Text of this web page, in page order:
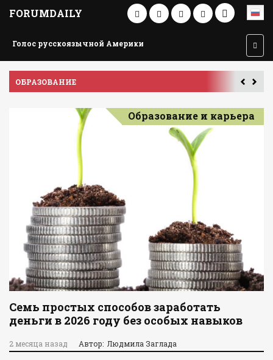
FORUMDAILY
Голос русскоязычной Америки
ПУТЕШЕСТВИЕ ПО АМЕРИКЕ
Образование и карьера
Семь простых способов заработать
деньги в 2026 году без особых навыков
2 месяца назад Автор: Людмила Заглада